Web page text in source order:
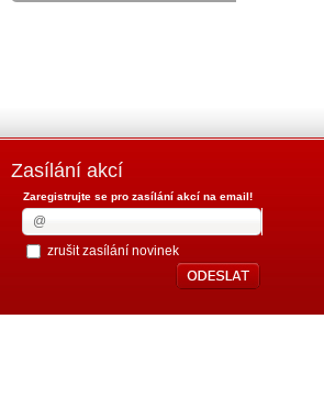
Zasílání akcí
Zaregistrujte se pro zasílání akcí na email!
zrušit zasílání novinek